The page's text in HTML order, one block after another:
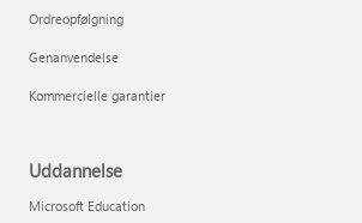
Ordreopfølgning
Genanvendelse
Kommercielle garantier
Uddannelse
Microsoft Education